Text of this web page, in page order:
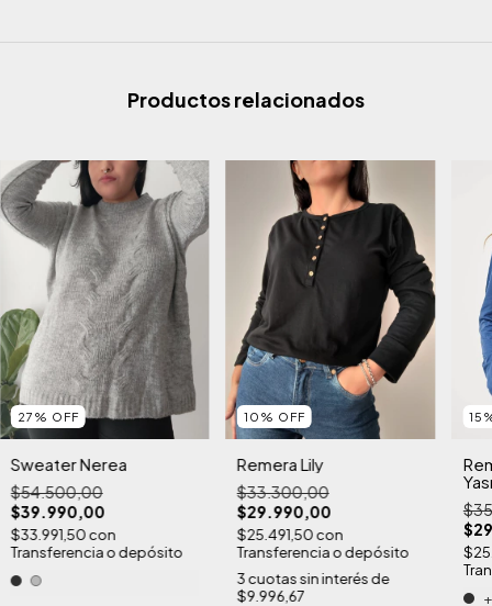
Productos relacionados
27 % OFF
Sweater Nerea
$54.500,00
$39.990,00
$33.991,50con
Transferencia o depósito
10 % OFF
Remera Lily
$33.300,00
$29.990,00
$25.491,50con
Transferencia o depósito
3cuotas sin interés de
$9.996,67
15